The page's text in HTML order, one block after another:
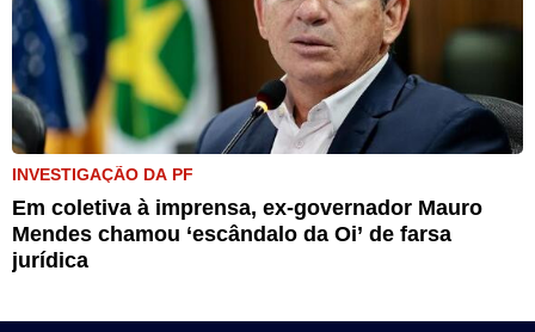
INVESTIGAÇÃO DA PF
Em coletiva à imprensa, ex-governador Mauro
Mendes chamou ‘escândalo da Oi’ de farsa
jurídica